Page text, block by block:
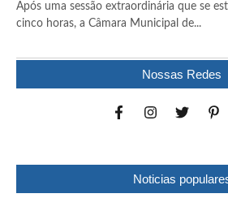
Após uma sessão extraordinária que se
cinco horas, a Câmara Municipal de...
Nossas Redes
Noticias